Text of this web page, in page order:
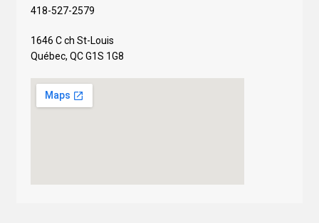
418-527-2579
1646 C ch St-Louis
Québec, QC G1S 1G8